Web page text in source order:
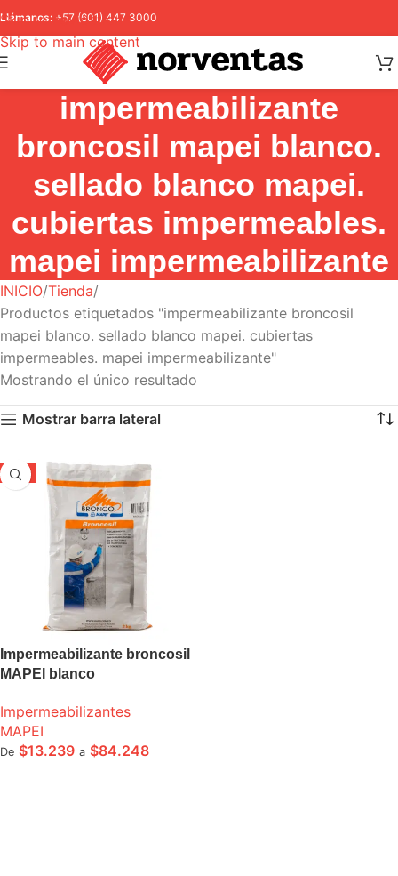
Skip to navigation
Skip to main content
Llámanos: +57 (601) 447 3000
impermeabilizante
broncosil mapei blanco.
sellado blanco mapei.
cubiertas impermeables.
mapei impermeabilizante
INICIO Tienda
Productos etiquetados "impermeabilizante broncosil
mapei blanco. sellado blanco mapei. cubiertas
impermeables. mapei impermeabilizante"
Mostrando el único resultado
Mostrar barra lateral
-5%
Impermeabilizante broncosil
MAPEI blanco
Impermeabilizantes
MAPEI
De $13.239 a $84.248